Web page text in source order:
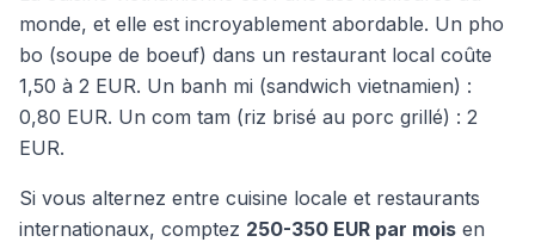
monde, et elle est incroyablement abordable. Un pho
bo (soupe de boeuf) dans un restaurant local coûte
1,50 à 2 EUR. Un banh mi (sandwich vietnamien) :
0,80 EUR. Un com tam (riz brisé au porc grillé) : 2
EUR.
Si vous alternez entre cuisine locale et restaurants
internationaux, comptez 250-350 EUR par mois en